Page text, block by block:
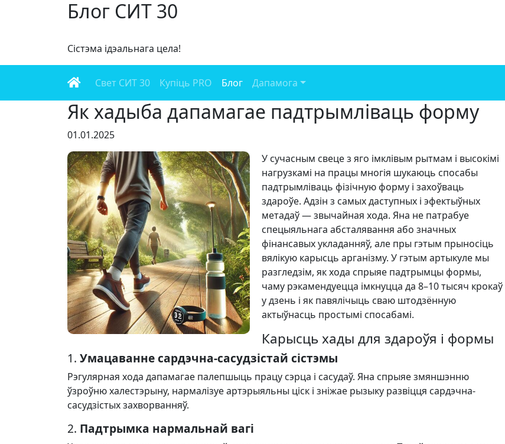
Блог СИТ 30
Сістэма ідэальнага цела!
Свет СИТ 30 Купіць PRO Блог Дапамога
Як хадыба дапамагае падтрымліваць форму
01.01.2025
У сучасным свеце з яго імклівым рытмам і высокімі
нагрузкамі на працы многія шукаюць спосабы
падтрымліваць фізічную форму і захоўваць
здароўе. Адзін з самых даступных і эфектыўных
метадаў — звычайная хода. Яна не патрабуе
спецыяльнага абсталявання або значных
фінансавых укладанняў, але пры гэтым прыносіць
вялікую карысць арганізму. У гэтым артыкуле мы
разгледзім, як хода спрыяе падтрымцы формы,
чаму рэкамендуецца імкнуцца да 8–10 тысяч крокаў
у дзень і як павялічыць сваю штодзённую
актыўнасць простымі спосабамі.
Карысць хады для здароўя і формы
1. Умацаванне сардэчна-сасудзістай сістэмы
Рэгулярная хода дапамагае палепшыць працу сэрца і сасудаў. Яна спрыяе змяншэнню
ўзроўню халестэрыну, нармалізуе артэрыяльны ціск і зніжае рызыку развіцця сардэчна-
сасудзістых захворванняў.
2. Падтрымка нармальнай вагі